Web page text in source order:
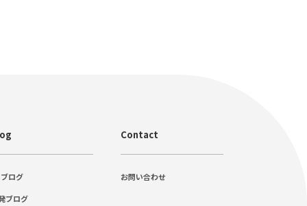
ログ
ブログ
Contact
お問い合わせ